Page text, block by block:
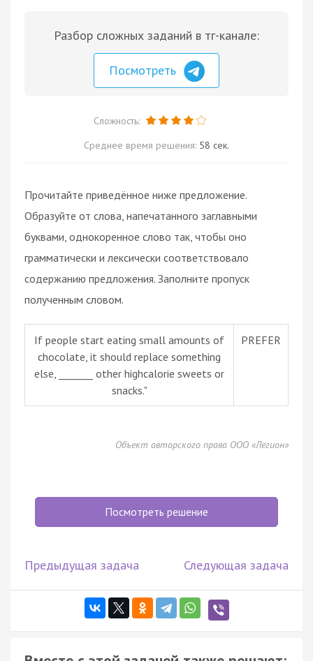
Разбор сложных заданий в тг-канале:
Посмотреть
Сложность:
Среднее время решения: 58 сек.
Прочитайте приведённое ниже предложение.
Образуйте от слова, напечатанного заглавными
буквами, однокоренное слово так, чтобы оно
грамматически и лексически соответствовало
содержанию предложения. Заполните пропуск
полученным словом.
If people start eating small amounts of
chocolate, it should replace something
else, _______ other highcalorie sweets or
snacks."
PREFER
Объект авторского права ООО «Легион»
Посмотреть решение
Предыдущая задача Следующая задача